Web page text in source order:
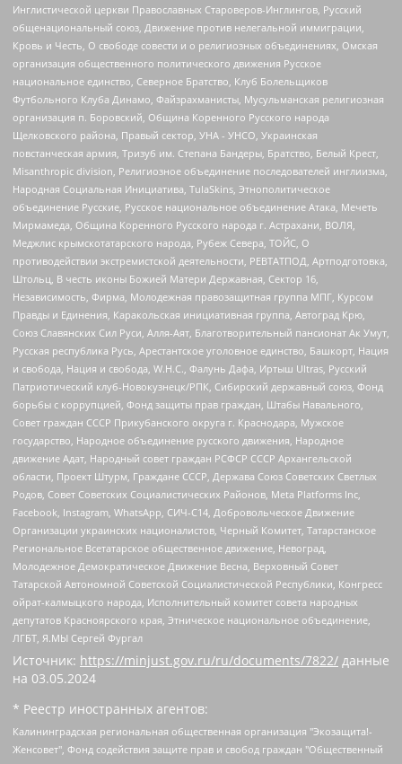
Инглистической церкви Православных Староверов-Инглингов, Русский
общенациональный союз, Движение против нелегальной иммиграции,
Кровь и Честь, О свободе совести и о религиозных объединениях, Омская
организация общественного политического движения Русское
национальное единство, Северное Братство, Клуб Болельщиков
Футбольного Клуба Динамо, Файзрахманисты, Мусульманская религиозная
организация п. Боровский, Община Коренного Русского народа
Щелковского района, Правый сектор, УНА - УНСО, Украинская
повстанческая армия, Тризуб им. Степана Бандеры, Братство, Белый Крест,
Misanthropic division, Религиозное объединение последователей инглиизма,
Народная Социальная Инициатива, TulaSkins, Этнополитическое
объединение Русские, Русское национальное объединение Атака, Мечеть
Мирмамеда, Община Коренного Русского народа г. Астрахани, ВОЛЯ,
Меджлис крымскотатарского народа, Рубеж Севера, ТОЙС, О
противодействии экстремистской деятельности, РЕВТАТПОД, Артподготовка,
Штольц, В честь иконы Божией Матери Державная, Сектор 16,
Независимость, Фирма, Молодежная правозащитная группа МПГ, Курсом
Правды и Единения, Каракольская инициативная группа, Автоград Крю,
Союз Славянских Сил Руси, Алля-Аят, Благотворительный пансионат Ак Умут,
Русская республика Русь, Арестантское уголовное единство, Башкорт, Нация
и свобода, Нация и свобода, W.H.С., Фалунь Дафа, Иртыш Ultras, Русский
Патриотический клуб-Новокузнецк/РПК, Сибирский державный союз, Фонд
борьбы с коррупцией, Фонд защиты прав граждан, Штабы Навального,
Совет граждан СССР Прикубанского округа г. Краснодара, Мужское
государство, Народное объединение русского движения, Народное
движение Адат, Народный совет граждан РСФСР СССР Архангельской
области, Проект Штурм, Граждане СССР, Держава Союз Советских Светлых
Родов, Совет Советских Социалистических Районов, Meta Platforms Inc,
Facebook, Instagram, WhatsApp, СИЧ-С14, Добровольческое Движение
Организации украинских националистов, Черный Комитет, Татарстанское
Региональное Всетатарское общественное движение, Невоград,
Молодежное Демократическое Движение Весна, Верховный Совет
Татарской Автономной Советской Социалистической Республики, Конгресс
ойрат-калмыцкого народа, Исполнительный комитет совета народных
депутатов Красноярского края, Этническое национальное объединение,
ЛГБТ, Я.МЫ Сергей Фургал
Источник: https://minjust.gov.ru/ru/documents/7822/ данные
на 03.05.2024
* Реестр иностранных агентов:
Калининградская региональная общественная организация "Экозащита!-Женсовет", Фонд содействия защите прав и свобод граждан "Общественный вердикт", Фонд "Институт Развития Свободы Информации", Частное учреждение "Информационное агентство МЕМО. РУ", Региональная общественная организация "Общественная комиссия по сохранению наследия академика Сахарова", Фонд поддержки свободы прессы, Санкт-Петербургская общественная правозащитная организация "Гражданский контроль", Межрегиональная общественная организация "Информационно-просветительский центр "Мемориал", Региональный Фонд "Центр Защиты Прав Средств Массовой Информации", с 05.12.2023 Фонд "Центр Защиты Прав Средств массовой информации", Региональная общественная благотворительная организация помощи беженцам и мигрантам "Гражданское содействие", Негосударственное образовательное учреждение дополнительного профессионального образования (повышение квалификации) специалистов "АКАДЕМИЯ ПО ПРАВАМ ЧЕЛОВЕКА", Свердловская региональная общественная организация "Сутяжник", Автономная некоммерческая организация "Центр независимых социологических исследований", Союз общественных объединений "Российский исследовательский центр по правам человека", Региональное общественное учреждение научно-информационный центр "МЕМОРИАЛ", Некоммерческая организация "Фонд защиты гласности", Автономная некоммерческая организация "Институт прав человека", Городская общественная организация "Екатеринбургское общество "МЕМОРИАЛ", Городская общественная организация "Рязанское историко-просветительское и правозащитное общество "Мемориал" (Рязанский Мемориал), Челябинский региональный орган общественной самодеятельности – женское общественное объединение "Женщины Евразии", Челябинский региональный орган общественной самодеятельности "Уральская правозащитная группа", Фонд содействия защите здоровья и социальной справедливости имени Андрея Рылькова, Автономная Некоммерческая Организация "Аналитический Центр Юрия Левады", Автономная некоммерческая организация социальной поддержки населения "Проект Апрель", Региональная общественная организация помощи женщинам и детям, находящимся в кризисной ситуации "Информационно-методический центр "Анна", Фонд содействия развитию массовых коммуникаций и правовому просвещению "Так-так-Так", Фонд содействия устойчивому развитию "Серебряная тайга", Свердловский региональный общественный фонд социальных проектов "Новое время", "Idel.Реалии", Кавказ.Реалии, Крым.Реалии, Телеканал Настоящее Время, Татаро-башкирская служба Радио Свобода (Azatliq Radiosi), Радио Свободная Европа/Радио Свобода (PCE/PC), "Сибирь.Реалии", "Фактограф", Благотворительный фонд помощи осужденным и их семьям, Автономная некоммерческая организация "Институт глобализации и социальных движений", Фонд "В защиту прав заключенных", Частное учреждение "Центр поддержки и содействия развитию средств массовой информации", Пензенский региональный общественный благотворительный фонд "Гражданский союз", "Север.Реалии", Некоммерческая организация Фонд "Правовая инициатива", Общество с ограниченной ответственностью "Радио Свободная Европа/Радио Свобода", Чешское информационное агентство "MEDIUM-ORIENT", Красноярская региональная общественная организация "Мы против СПИДа", Камалягин Денис Николаевич, Маркелов Сергей Евгеньевич, Пономарев Лев Александрович, Савицкая Людмила Алексеевна, Автономная некоммерческая организация "Центр по работе с проблемой насилия "НАСИЛИЮ.НЕТ", Межрегиональный профессиональный союз работников здравоохранения "Альянс врачей", Юридическое лицо, зарегистрированное в Латвийской Республике, SIA "Medusa Project" (регистрационный номер 40103797863, дата регистрации 10.06.2014), Некоммерческая организация "Фонд по борьбе с коррупцией", Автономная некоммерческая организация "Институт права и публичной политики", Баданин Роман Сергеевич, Гликин Максим Александрович, Железнова Мария Михайловна, Лукьянова Юлия Сергеевна, Маетная Елизавета Витальевна, Маняхин Петр Борисович, Чуракова Ольга Владимировна, Ярош Юлия Петровна, Юридическое лицо "The Insider SIA", зарегистрированное в Риге, Латвийская Республика (дата регистрации 26.06.2015), являющееся администратором доменного имени интернет-издания "The Insider SIA", https://theins.ru, Постернак Алексей Евгеньевич, Рубин Михаил Аркадьевич, Анин Роман Александрович, Юридическое лицо Istories fonds, зарегистрированное в Латвийской Республике (регистрационный номер 50008295751, дата регистрации 24.02.2020), Великовский Дмитрий Александрович, Долинина Ирина Николаевна, Мароховская Алеся Алексеевна, Шлейнов Роман Юрьевич, Шмагун Олеся Валентиновна, Общество с ограниченной ответственностью "Альтаир 2021", Общество с ограниченной ответственностью "Вега 2021", Общество с ограниченной ответственностью "Главный редактор 2021", Общество с ограниченной ответственностью "Ромашки монолит", Важенков Артем Валерьевич, Ивановская областная общественная организация "Центр гендерных исследований", Гурман Юрий Альбертович, Медиапроект "ОВД-Инфо", Егоров Владимир Владимирович, Жилинский Владимир Александрович, Общество с ограниченной ответственностью "ЗП", Иванова София Юрьевна, Карезина Инна Павловна, Кильтау Екатерина Викторовна, Петров Алексей Викторович, Пискунов Сергей Евгеньевич, Смирнов Сергей Сергеевич, Тихонов Михаил Сергеевич, Общество с ограниченной ответственностью "ЖУРНАЛИСТ-ИНОСТРАННЫЙ АГЕНТ", Арапова Галина Юрьевна, Вольтская Татьяна Анатольевна, Американская компания "Mason G.E.S. Anonymous Foundation" (США), являющаяся владельцем интернет-издания https://mnews.world/, Компания "Stichting Bellingcat", зарегистрированная в Нидерландах (дата регистрации 11.07.2018), Захаров Андрей Вячеславович, Клепиковская Екатерина Дмитриевна, Общество с ограниченной ответственностью "МЕМО", Перл Роман Александрович, Симонов Евгений Алексеевич, Соловьева Елена Анатольевна, Сотников Даниил Владимирович, Сурначева Елизавета Дмитриевна, Автономная некоммерческая организация по защите прав человека и информированию населения "Якутия – Наше Мнение", Общество с ограниченной ответственностью "Москоу диджитал медиа", с 26.01.2023 Общество с ограниченной ответственностью "Чайка Белые сады", Ветошкина Валерия Валерьевна, Заговора Максим Александрович, Межрегиональное общественное движение "Российская ЛГБТ - сеть", Оленичев Максим Владимирович, Павлов Иван Юрьевич, Скворцова Елена Сергеевна, Общество с ограниченной ответственностью "Как бы инагент", Кочетков Игорь Викторович, Общество с ограниченной ответственностью "Честные выборы", Еланчик Олег Александрович, Общество с ограниченной ответственностью "Нобелевский призыв", Гималова Регина Эмилевна, Григорьев Андрей Валерьевич, Григорьева Алина Александровна, Ассоциация по содействию защите прав призывников, альтернативнослужащих и военнослужащих "Правозащитная группа "Гражданин.Армия.Право", Хисамова Регина Фаритовна, Автономная некоммерческая организация по реализации социально-правовых программ "Лилит", Дальневосточное общественное движение "Маяк", Санкт-Петербургская ЛГБТ-инициативная группа "Выход", Инициативная группа ЛГБТ+ "Реверс", Алексеев Андрей Викторович, Бекбулатова Таисия Львовна, Беляев Иван Михайлович, Владыкина Елена Сергеевна, Гельман Марат Александрович, Никульшина Вероника Юрьевна, Толоконникова Надежда Андреевна, Шендерович Виктор Анатольевич, Общество с ограниченной ответственностью "Данное сообщение", Общество с ограниченной ответственностью Издательский дом "Новая глава", Айнбиндер Александра Александровна, Московский комьюнити-центр для ЛГБТ+инициатив, Благотворительный фонд развития филантропии, Deutsche Welle (Германия, Kurt-Schumacher-Strasse 3, 53113 Bonn), Борзунова Мария Михайловна, Воробьев Виктор Викторович, Голубева Анна Львовна, Константинова Алла Михайловна, Малкова Ирина Владимировна, Мурадов Мурад Абдулгалимович, Осетинская Елизавета Николаевна, Понасенков Евгений Николаевич, Ганапольский Матвей Юрьевич, Киселев Евгений Алексеевич, Борухович Ирина Григорьевна, Дремин Иван Тимофеевич, Дубровский Дмитрий Викторович, Красноярская региональная общественная организация поддержки и развития альтернативных образовательных технологий и межкультурных коммуникаций "ИНТЕРРА", Маяковская Екатерина Алексеевна, Фейгин Марк Захарович, Филимонов Андрей Викторович, Дзугкоева Регина Николаевна, Доброхотов Роман Александрович, Дудь Юрий Александрович, Елкин Сергей Владимирович, Кругликов Кирилл Игоревич, Сабунаева Мария Леонидовна, Семенов Алексей Владимирович, Шаинян Карен Багратович, Шульман Екатерина Михайловна, Асафьев Артур Валерьевич, Вахштайн Виктор Семенович, Венедиктов Алексей Алексеевич, Лушникова Екатерина Евгеньевна, Волков Леонид Михайлович, Невзоров Александр Глебович, Пархоменко Сергей Борисович, Сироткин Ярослав Николаевич, Кара-Мурза Владимир Владимирович, Баранова Наталья Владимировна, Гозман Леонид Яковлевич, Кагарлицкий Борис Юльевич, Климарев Михаил Валерьевич, Милов Владимир Станиславович, Автономная некоммерческая организация Краснодарский центр современного искусства "Типография", Моргенштерн Алишер Тагирович, Соболь Любовь Эдуардовна, Общество с ограниченной ответственностью "ЛИЗА НОРМ", Каспаров Гарри Кимович, Ходорковский Михаил Борисович, Общество с ограниченной ответственностью "Апрельские тезисы", Данилович Ирина Брониславовна, Кашин Олег Владимирович, Петров Николай Владимирович, Пивоваров Алексей Владимирович, Соколов Михаил Владимирович, Цветкова Юлия Владимировна, Чичваркин Евгений Александрович, Комитет против пыток/Команда против пыток, Общество с ограниченной ответственностью "Первый научный", Общество с ограниченной ответственностью "Вертолет и ко", Белоцерковская Вероника Борисовна, Кац Максим Евгеньевич, Лазарева Татьяна Юрьевна, Шаведдинов Руслан Табризович, Яшин Илья Валерьевич, Общество с ограниченной ответственностью "Иноагент ААВ", Алешковский Дмитрий Петрович, Альбац Евгения Марковна, Быков Дмитрий Львович, Галямина Юлия Евгеньевна, Лойко Сергей Леонидович, Мартынов Кирилл Константинович, Медведев Сергей Александрович, Крашенинников Федор Геннадиевич, Гордеева Катерина Вл